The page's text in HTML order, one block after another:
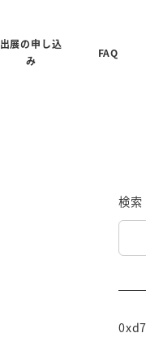
出展の申し込
み
FAQ
検索